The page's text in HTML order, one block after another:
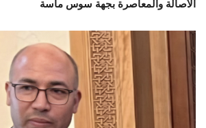
الأصالة والمعاصرة بجهة سوس ماسة